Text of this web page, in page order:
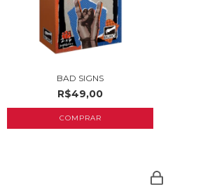
BAD SIGNS
R$49,00